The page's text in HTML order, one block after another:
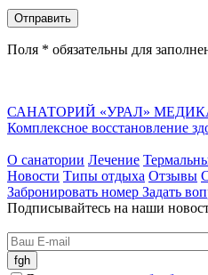
Поля * обязательны для
САНАТОРИЙ «УРАЛ»
Комплексное восстановление
О санатории Лечение
Новости Типы отдыха Отзывы
Забронировать номер Задать
Подписывайтесь на наши